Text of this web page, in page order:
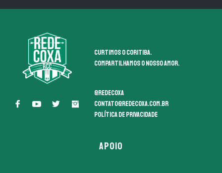
Curtimos o coritiba.
Compartilhamos o nosso amor.
@redecoxa
contato@redecoxa.com.br
Política de Privacidade
APOIO